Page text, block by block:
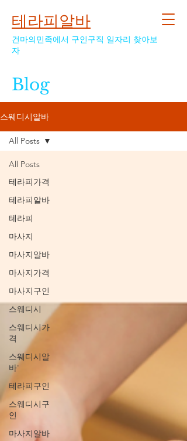
테라피알바
건마의민족에서 구인구직 일자리 찾아보
자
Blog
스웨디시알바
All Posts
테라피가격
테라피알바
테라피
마사지
마사지알바
마사지가격
마사지구인
스웨디시
스웨디시가
격
스웨디시알
바'
테라피구인
스웨디시구
인
마사지알바
All Posts